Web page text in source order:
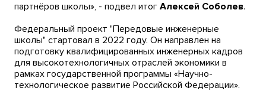
партнёров школы», - подвел итог Алексей Соболев.
Федеральный проект "Передовые инженерные
школы" стартовал в 2022 году. Он направлен на
подготовку квалифицированных инженерных кадров
для высокотехнологичных отраслей экономики в
рамках государственной программы «Научно-
технологическое развитие Российской Федерации».